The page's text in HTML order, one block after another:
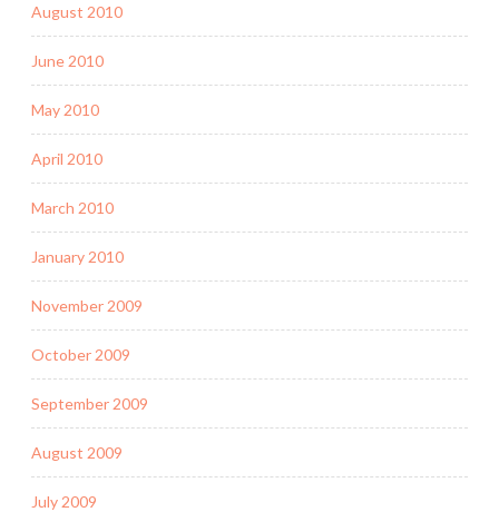
August 2010
June 2010
May 2010
April 2010
March 2010
January 2010
November 2009
October 2009
September 2009
August 2009
July 2009